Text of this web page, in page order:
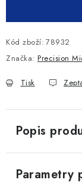
Kód zboží: 78932
Značka: Precision
Tisk
Popis
Parametry